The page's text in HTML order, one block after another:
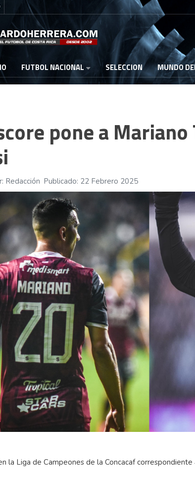
FUTBOL NACIONAL SELECCION MUNDO
pone a
Redacción Publicado: 22 Febrero 2025
la Liga de Campeones de la Concacaf correspondiente